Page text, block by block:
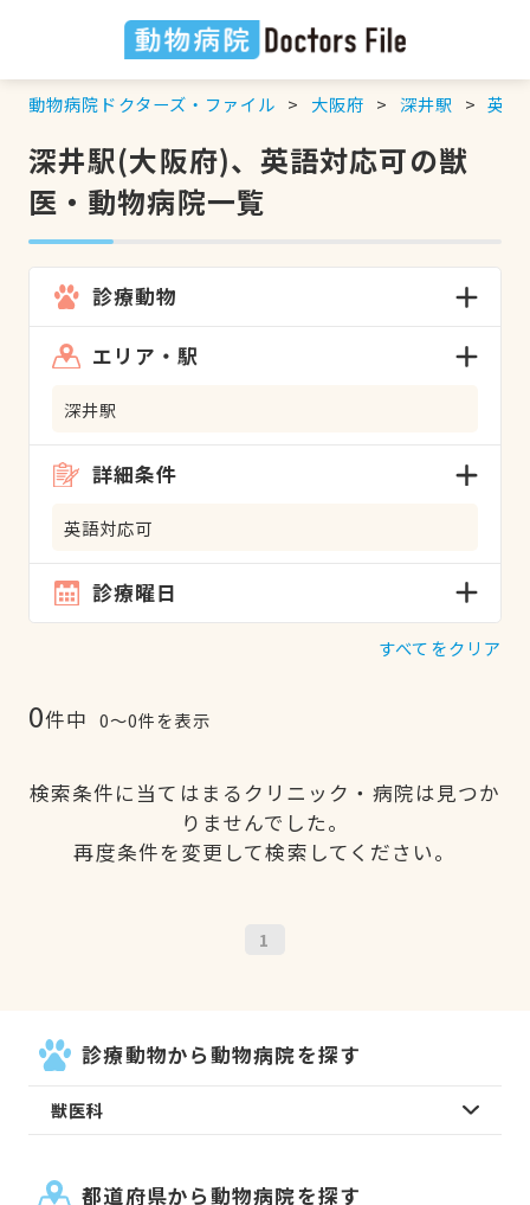
動物病院ドクターズ・ファイル 大阪府 深井駅 英語
深井駅(大阪府)、英語対応可の獣
医・動物病院一覧
診療動物
エリア・駅
深井駅
詳細条件
英語対応可
診療曜日
すべてをクリア
0件中 0〜0件を表示
検索条件に当てはまるクリニック・病院は見つか
りませんでした。
再度条件を変更して検索してください。
1
診療動物から動物病院を探す
獣医科
都道府県から動物病院を探す